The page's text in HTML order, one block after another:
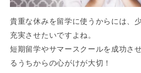
貴重な休みを留学に使うからには、
充実させたいですよね。
短期留学やサマースクールを成功さ
るうちからの心がけが大切！